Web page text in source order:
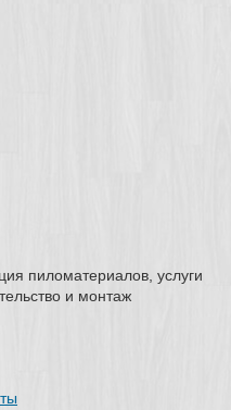
пиломатериалов, услуги
и монтаж